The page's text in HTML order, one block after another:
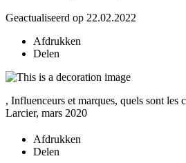
Geactualiseerd op 22.02.2022
Afdrukken
Delen
, Influenceurs et marques, quels sont les
Larcier, mars 2020
Afdrukken
Delen